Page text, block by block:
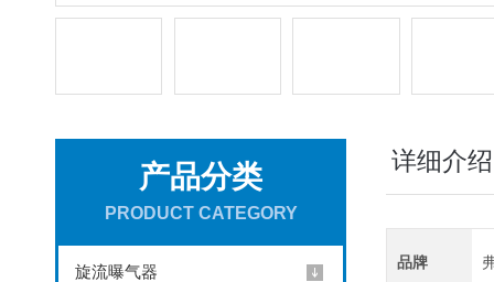
产品分类
PRODUCT CATEGORY
旋流曝气器
详细介绍
品牌